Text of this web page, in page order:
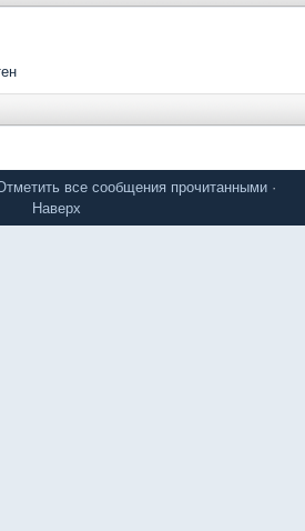
все сообщения прочитанными ·
Наверх